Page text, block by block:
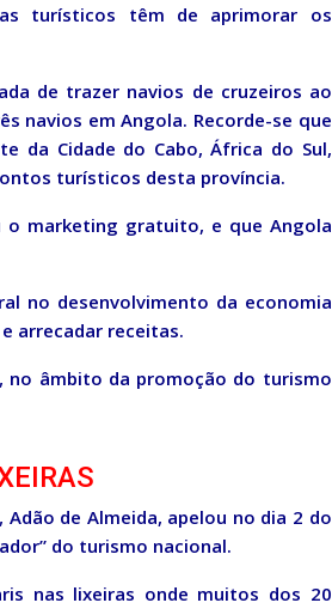
turísticos têm de aprimorar os
de trazer navios de cruzeiros ao
navios em Angola. Recorde-se que
da Cidade do Cabo, África do Sul,
turísticos desta província.
o marketing gratuito, e que Angola
no desenvolvimento da economia
arrecadar receitas.
no âmbito da promoção do turismo
de Almeida, apelou no dia 2 do
do turismo nacional.
nas lixeiras onde muitos dos 20